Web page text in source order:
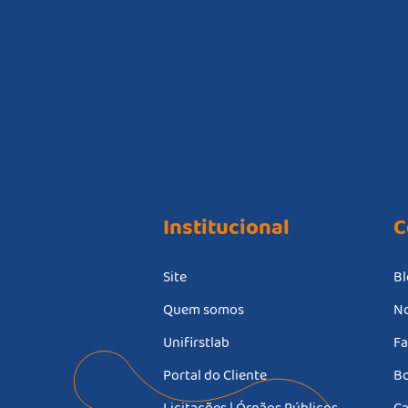
Institucional
Site
Quem somos
Unifirstlab
Portal do Cliente